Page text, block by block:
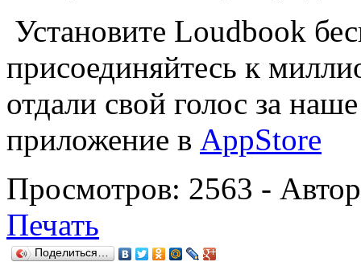
Установите Loudbook
присоединяйтесь к
отдали свой голос за
приложение в AppStore
Просмотров: 2563 -
Печать
Поделиться…